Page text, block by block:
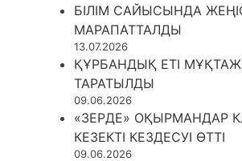
БІЛІМ САЙЫСЫНДА
МАРАПАТТАЛДЫ
13.07.2026
ҚҰРБАНДЫҚ ЕТІ
ТАРАТЫЛДЫ
09.06.2026
«ЗЕРДЕ» ОҚЫРМАНДАР
КЕЗЕКТІ КЕЗДЕСУІ ӨТТІ
09.06.2026